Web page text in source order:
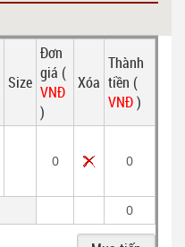
Size
Đơn
giá (
VNĐ
)
Xóa
Thành
tiền (
VNĐ)
0 0
0